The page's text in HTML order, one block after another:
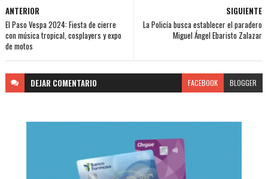
SIGUIENTE
La Policía busca establecer el paradero
Miguel Ángel Ebaristo Zalazar
ANTERIOR
El Paso Vespa 2024: Fiesta de cierre
con música tropical, cosplayers y expo
de motos
DEJAR COMENTARIO FACEBOOK BLOGGER